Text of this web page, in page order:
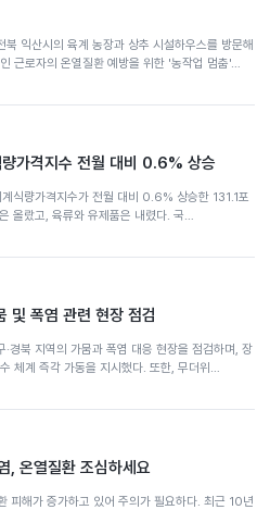
익산시의 육계 농장과 상추 시설하우스를 방문해
근로자의 온열질환 예방을 위한 '농작업 멈춤'…
가격지수 전월 대비 0.6% 상승
식량가격지수가 전월 대비 0.6% 상승한 131.1포
올랐고, 육류와 유제품은 내렸다. 국…
및 폭염 관련 현장 점검
북 지역의 가뭄과 폭염 대응 현장을 점검하며, 장
체계 즉각 가동을 지시했다. 또한, 무더위…
, 온열질환 조심하세요
피해가 증가하고 있어 주의가 필요하다. 최근 10년